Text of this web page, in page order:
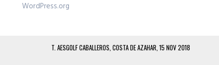
WordPress.org
T. AESGOLF CABALLEROS, COSTA DE AZAHAR, 15 NOV 2018